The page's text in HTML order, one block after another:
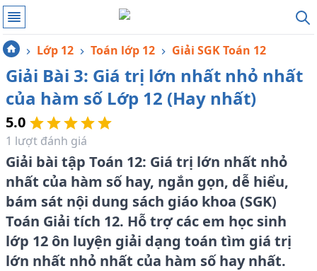
Lớp 12 Toán lớp 12 Giải SGK Toán 12
Giải Bài 3: Giá trị lớn nhất nhỏ nhất
của hàm số Lớp 12 (Hay nhất)
Giải bài tập Toán 12: Giá trị lớn nhất nhỏ
nhất của hàm số hay, ngắn gọn, dễ hiểu,
bám sát nội dung sách giáo khoa (SGK)
Toán Giải tích 12. Hỗ trợ các em học sinh
lớp 12 ôn luyện giải dạng toán tìm giá trị
lớn nhất nhỏ nhất của hàm số hay nhất.
5.0
1 lượt đánh giá